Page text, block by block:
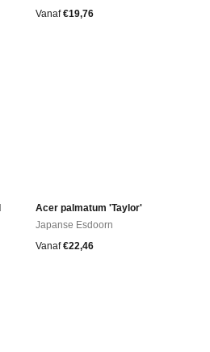
Vanaf €19,76
Acer palmatum 'Taylor'
Japanse Esdoorn
Vanaf €22,46